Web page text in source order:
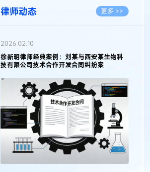
地理标志 更多 >>
集成电路布图设计
传统文化 更多 >>
律师动态 更多 >>
2026.02.10
徐新明律师经典案例：刘某与西安某生物科
技有限公司技术合作开发合同纠纷案